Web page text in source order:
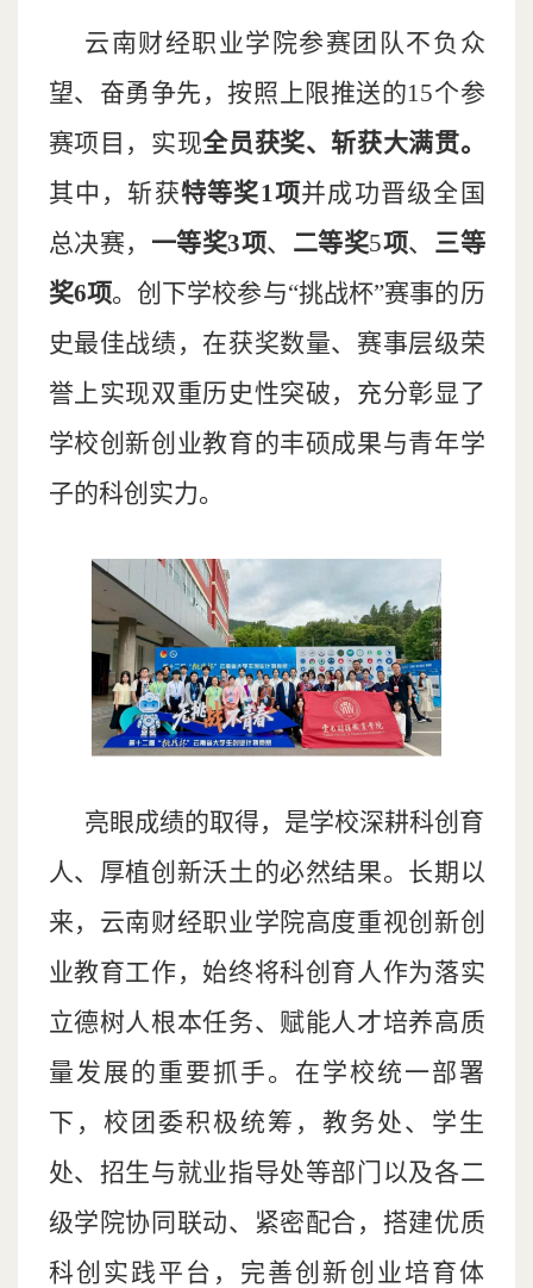
云南财经职业学院参赛团队不负众
望、奋勇争先，按照上限推送的15个参
赛项目，实现全员获奖、斩获大满贯。
其中，斩获特等奖1项并成功晋级全国
总决赛， 一等奖3项、 二等奖5项、 三等
奖6项。创下学校参与“挑战杯”赛事的历
史最佳战绩，在获奖数量、赛事层级荣
誉上实现双重历史性突破，充分彰显了
学校创新创业教育的丰硕成果与青年学
子的科创实力。
亮眼成绩的取得，是学校深耕科创育
人、厚植创新沃土的必然结果。长期以
来，云南财经职业学院高度重视创新创
业教育工作，始终将科创育人作为落实
立德树人根本任务、赋能人才培养高质
量发展的重要抓手。在学校统一部署
下，校团委积极统筹，教务处、学生
处、招生与就业指导处等部门以及各二
级学院协同联动、紧密配合，搭建优质
科创实践平台，完善创新创业培育体